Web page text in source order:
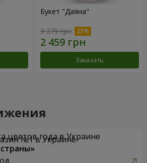
Букет "Даяна"
3 279 грн
Заказать
цветов года в Украине